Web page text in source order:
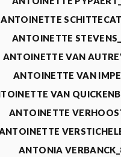
ANTOINETTE
ANTOINETTE
ANTOINETTE VAN
ANTOINETTE VAN
VAN
ANTOINETTE
ANTONIA